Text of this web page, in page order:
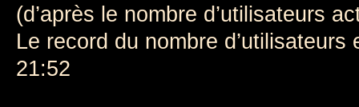
(d’après le nombre d’utilisateurs
Le record du nombre
21:52